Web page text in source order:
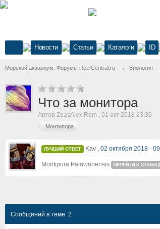
Новости Статьи Каталоги ID
Морской аквариум. Форумы ReefCentral.ru → Биология
Что за монитора
Автор ZoasAlex.Rom , 01 окт 2018 23:30
Монтипора
ЛУЧШИЙ ОТВЕТ Kav , 02 октября 2018 -
Montipora Palawanensis ПЕРЕЙТИ К
Сообщений в теме: 2